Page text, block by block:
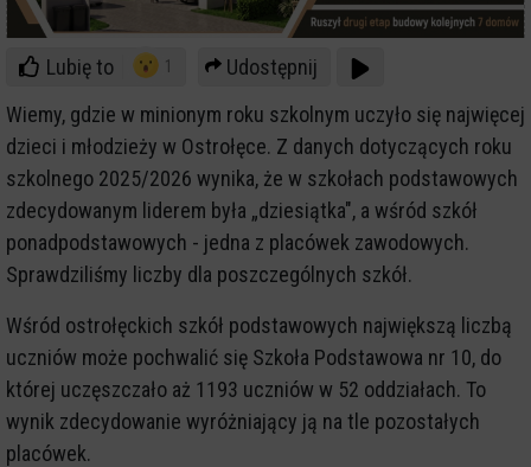
Lubię to 1
Udostępnij
Wiemy, gdzie w minionym roku szkolnym uczyło się najwięcej
dzieci i młodzieży w Ostrołęce. Z danych dotyczących roku
szkolnego 2025/2026 wynika, że w szkołach podstawowych
zdecydowanym liderem była „dziesiątka", a wśród szkół
ponadpodstawowych - jedna z placówek zawodowych.
Sprawdziliśmy liczby dla poszczególnych szkół.
Wśród ostrołęckich szkół podstawowych największą liczbą
uczniów może pochwalić się Szkoła Podstawowa nr 10, do
której uczęszczało aż 1193 uczniów w 52 oddziałach. To
wynik zdecydowanie wyróżniający ją na tle pozostałych
placówek.